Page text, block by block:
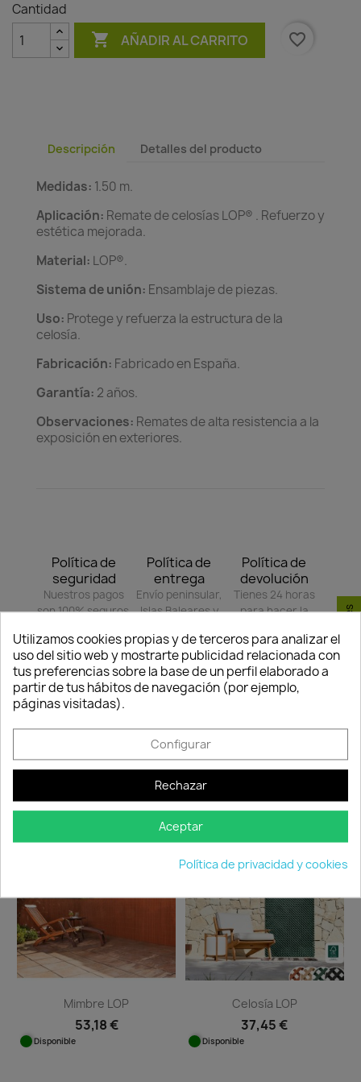
Cantidad
 AÑADIR AL CARRITO favorite_border
Descripción Detalles del producto
Medidas: 1.50 m.
Aplicación: Remate de celosías LOP® . Refuerzo y
estética mejorada.
Material: LOP®.
Sistema de unión: Ensamblaje de piezas.
Uso: Protege y refuerza la estructura de la
celosía.
Fabricación: Fabricado en España.
Garantía: 2 años.
Observaciones: Remates de alta resistencia a la
exposición en exteriores.
Política de
seguridad
Nuestros pagos
son 100% seguros.
Política de
entrega
Envío peninsular,
Islas Baleares y
Política de
devolución
Tienes 24 horas
para hacer la
siempre y cuando
adjunte foto del
paquete
deteriorado.
TAMBIÉN PODRÍA INTERESARLE
Mimbre LOP
53,18 €
Disponible
favorite_border
Celosía LOP
37,45 €
Disponible
favorite_border
Utilizamos cookies propias y de terceros para analizar el
uso del sitio web y mostrarte publicidad relacionada con
tus preferencias sobre la base de un perfil elaborado a
partir de tus hábitos de navegación (por ejemplo,
páginas visitadas).
Configurar
Rechazar
Aceptar
Política de privacidad y cookies